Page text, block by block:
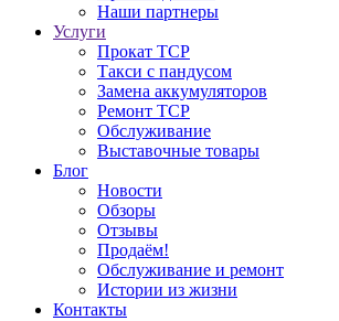
Наши партнеры
Услуги
Прокат ТСР
Такси с пандусом
Замена аккумуляторов
Ремонт ТСР
Обслуживание
Выставочные товары
Блог
Новости
Обзоры
Отзывы
Продаём!
Обслуживание и ремонт
Истории из жизни
Контакты